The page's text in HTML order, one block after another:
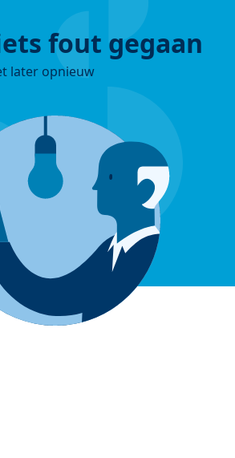
fout gegaan
later opnieuw